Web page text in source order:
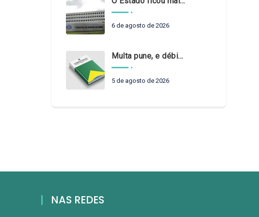
6 de agosto de 2026
Multa pune, e débito recompõe. § 3º do art. 71 da Constituição: um problema de legística formal
5 de agosto de 2026
NAS REDES